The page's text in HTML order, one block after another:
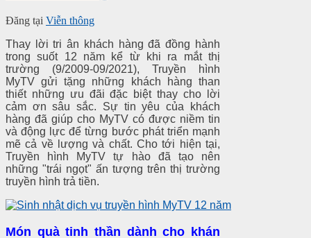
Đăng tại Viễn thông
Thay lời tri ân khách hàng đã đồng hành
trong suốt 12 năm kể từ khi ra mắt thị
trường (9/2009-09/2021), Truyền hình
MyTV gửi tặng những khách hàng than
thiết những ưu đãi đặc biệt thay cho lời
cảm ơn sâu sắc. Sự tin yêu của khách
hàng đã giúp cho MyTV có được niềm tin
và động lực để từng bước phát triển mạnh
mẽ cả về lượng và chất. Cho tới hiện tại,
Truyền hình MyTV tự hào đã tạo nên
những "trái ngọt" ấn tượng trên thị trường
truyền hình trả tiền.
Món quà tinh thần dành cho khán